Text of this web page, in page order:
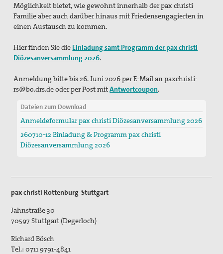
Kampagne "Unter 18 nie!"
Nahost-AG
Ostermarsch
Spirituelle Orte
Gedenken an Josef Ruf
Texte zum Thema Spiritualität
pax christi Pilgertag
Spenden
Mitglied werden
Möglichkeitbietet, wie gewohnt innerhalb der pax christi
Familie aber auch darüber hinaus mit Friedensengagiertenin
einen Austausch zu kommen.
Hier finden Sie die Einladung samt Programm der pax christi
Diözesanversammlung 2026.
Anmeldung bitte bis 26. Juni 2026 per E-Mail anpaxchristi-
rs@bo.drs.de oder per Post mitAntwortcoupon.
Dateien zum Download
Anmeldeformular pax christi Diözesanversammlung 2026
260710-12 Einladung & Programm pax christi
Diözesanversammlung 2026
pax christi Rottenburg-Stuttgart
Jahnstraße 30
70597 Stuttgart (Degerloch)
Richard Bösch
Tel.:0711 9791-4841